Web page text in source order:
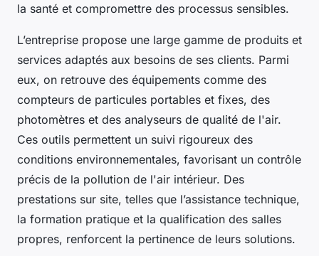
la santé et compromettre des processus sensibles.
L’entreprise propose une large gamme de produits et
services adaptés aux besoins de ses clients. Parmi
eux, on retrouve des équipements comme des
compteurs de particules portables et fixes, des
photomètres et des analyseurs de qualité de l'air.
Ces outils permettent un suivi rigoureux des
conditions environnementales, favorisant un contrôle
précis de la pollution de l'air intérieur. Des
prestations sur site, telles que l’assistance technique,
la formation pratique et la qualification des salles
propres, renforcent la pertinence de leurs solutions.